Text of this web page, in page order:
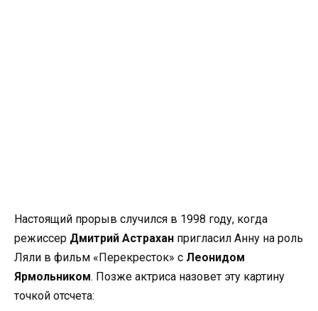
Настоящий прорыв случился в 1998 году, когда
режиссер Дмитрий Астрахан пригласил Анну на роль
Ляли в фильм «Перекресток» с Леонидом
Ярмольником. Позже актриса назовет эту картину
точкой отсчета: